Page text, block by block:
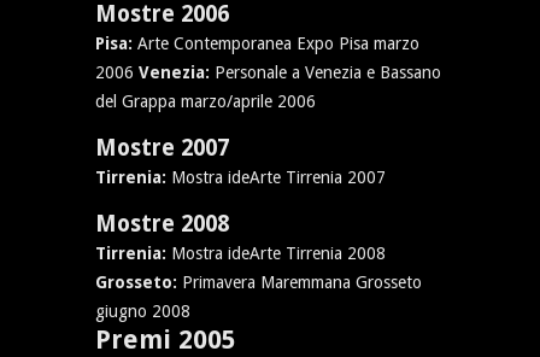
Mostre 2006
Pisa: Arte Contemporanea Expo Pisa marzo
2006 Venezia: Personale a Venezia e Bassano
del Grappa marzo/aprile 2006
Mostre 2007
Tirrenia: Mostra ideArte Tirrenia 2007
Mostre 2008
Tirrenia: Mostra ideArte Tirrenia 2008
Grosseto: Primavera Maremmana Grosseto
giugno 2008
Premi 2005